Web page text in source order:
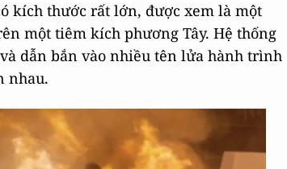
kích thước rất lớn, được xem là một
một tiêm kích phương Tây. Hệ thống
dẫn bắn vào nhiều tên lửa hành trình
nhau.